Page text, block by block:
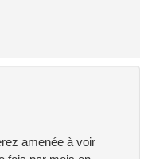
amenée à voir